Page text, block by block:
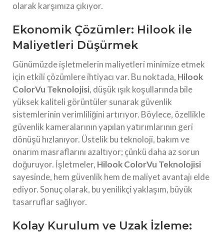
olarak karşımıza çıkıyor.
Ekonomik Çözümler: Hilook ile
Maliyetleri Düşürmek
Günümüzde işletmelerin maliyetleri minimize etmek
için etkili çözümlere ihtiyacı var. Bu noktada, Hilook
ColorVu Teknolojisi, düşük ışık koşullarında bile
yüksek kaliteli görüntüler sunarak güvenlik
sistemlerinin verimliliğini artırıyor. Böylece, özellikle
güvenlik kameralarının yapılan yatırımlarının geri
dönüşü hızlanıyor. Üstelik bu teknoloji, bakım ve
onarım masraflarını azaltıyor; çünkü daha az sorun
doğuruyor. İşletmeler, Hilook ColorVu Teknolojisi
sayesinde, hem güvenlik hem de maliyet avantajı elde
ediyor. Sonuç olarak, bu yenilikçi yaklaşım, büyük
tasarruflar sağlıyor.
Kolay Kurulum ve Uzak İzleme: